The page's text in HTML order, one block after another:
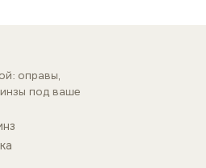
оправы,
под ваше